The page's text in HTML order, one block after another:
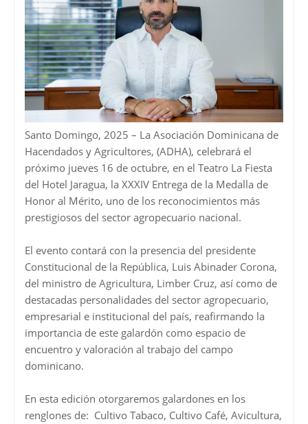
Santo Domingo, 2025 – La Asociación Dominicana de
Hacendados y Agricultores, (ADHA), celebrará el
próximo jueves 16 de octubre, en el Teatro La Fiesta
del Hotel Jaragua, la XXXIV Entrega de la Medalla de
Honor al Mérito, uno de los reconocimientos más
prestigiosos del sector agropecuario nacional.
El evento contará con la presencia del presidente
Constitucional de la República, Luis Abinader Corona,
del ministro de Agricultura, Limber Cruz, así como de
destacadas personalidades del sector agropecuario,
empresarial e institucional del país, reafirmando la
importancia de este galardón como espacio de
encuentro y valoración al trabajo del campo
dominicano.
En esta edición otorgaremos galardones en los
renglones de: Cultivo Tabaco, Cultivo Café, Avicultura,